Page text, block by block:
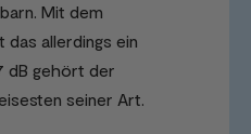
Mit dem
das allerdings ein
dB gehört der
seiner Art.